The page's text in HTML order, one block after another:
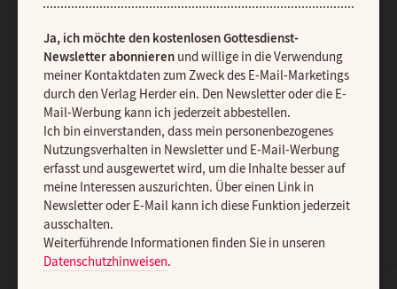
diese Funktion jederzeit ausschalten.
Datenschutzhinweisen.
E-MAIL
JETZT ANMELDEN
Ja, ich möchte den kostenlosen Gottesdienst-
Newsletter abonnierenund willige in die Verwendung
meiner Kontaktdaten zum Zweck des E-Mail-Marketings
durch den Verlag Herder ein. Den Newsletter oder die E-
Mail-Werbung kann ich jederzeit abbestellen.
Ich bin einverstanden, dass mein personenbezogenes
Nutzungsverhalten in Newsletter und E-Mail-Werbung
erfasst und ausgewertet wird, um die Inhalte besser auf
meine Interessen auszurichten. Über einen Link in
Newsletter oder E-Mail kann ich diese Funktion jederzeit
ausschalten.
Weiterführende Informationen finden Sie in unseren
Datenschutzhinweisen.